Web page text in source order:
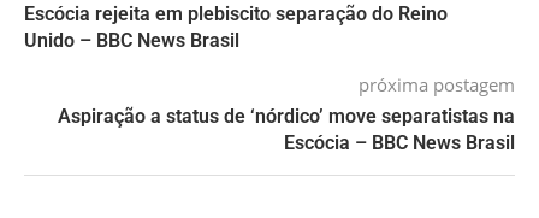
Escócia rejeita em plebiscito separação do Reino
Unido – BBC News Brasil
próxima postagem
Aspiração a status de ‘nórdico’ move separatistas na
Escócia – BBC News Brasil